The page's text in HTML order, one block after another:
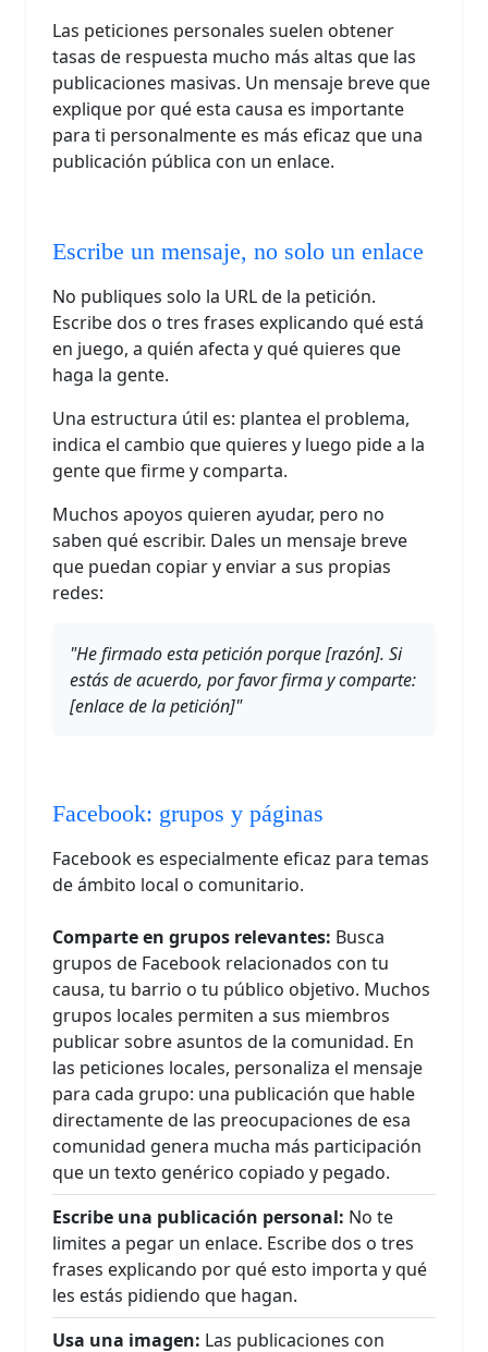
Las peticiones personales suelen obtener
tasas de respuesta mucho más altas que las
publicaciones masivas. Un mensaje breve que
explique por qué esta causa es importante
para ti personalmente es más eficaz que una
publicación pública con un enlace.
Escribe un mensaje, no solo un enlace
No publiques solo la URL de la petición.
Escribe dos o tres frases explicando qué está
en juego, a quién afecta y qué quieres que
haga la gente.
Una estructura útil es: plantea el problema,
indica el cambio que quieres y luego pide a la
gente que firme y comparta.
Muchos apoyos quieren ayudar, pero no
saben qué escribir. Dales un mensaje breve
que puedan copiar y enviar a sus propias
redes:
"He firmado esta petición porque [razón]. Si
estás de acuerdo, por favor firma y comparte:
[enlace de la petición]"
Facebook: grupos y páginas
Facebook es especialmente eficaz para temas
de ámbito local o comunitario.
Comparte en grupos relevantes: Busca
grupos de Facebook relacionados con tu
causa, tu barrio o tu público objetivo. Muchos
grupos locales permiten a sus miembros
publicar sobre asuntos de la comunidad. En
las peticiones locales, personaliza el mensaje
para cada grupo: una publicación que hable
directamente de las preocupaciones de esa
comunidad genera mucha más participación
que un texto genérico copiado y pegado.
Escribe una publicación personal: No te
limites a pegar un enlace. Escribe dos o tres
frases explicando por qué esto importa y qué
les estás pidiendo que hagan.
Usa una imagen: Las publicaciones con